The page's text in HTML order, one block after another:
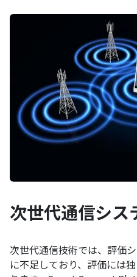
次世代通信シス
次世代通信技術では、評価
に不足しており、評価には